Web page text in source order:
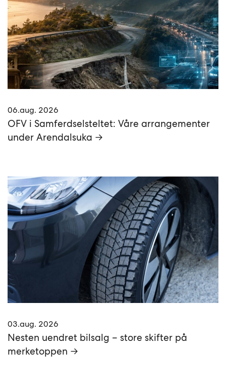
06.aug. 2026
OFV i Samferdselsteltet: Våre arrangementer
under Arendalsuka →
03.aug. 2026
Nesten uendret bilsalg – store skifter på
merketoppen →